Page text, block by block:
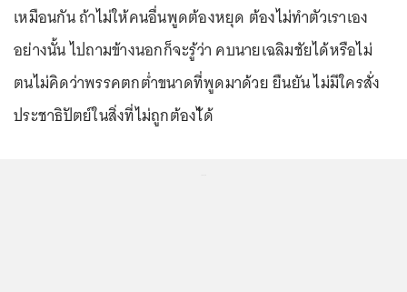
เหมือนกัน ถ้าไม่ให้คนอื่นพูดต้องหยุด ต้องไม่ทำตัวเราเอง
อย่างนั้น ไปถามข้างนอกก็จะรู้ว่า คบนายเฉลิมชัยได้หรือไม่
ตนไม่คิดว่าพรรคตกต่ำขนาดที่พูดมาด้วย ยืนยัน ไม่มีใครสั่ง
ประชาธิปัตย์ในสิ่งที่ไม่ถูกต้องไ้ด้